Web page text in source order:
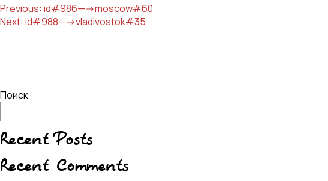
Навигация
по
Previous: id#986—->moscow#60
Next: id#988—->vladivostok#35
Поиск
Recent Posts
Recent Comments